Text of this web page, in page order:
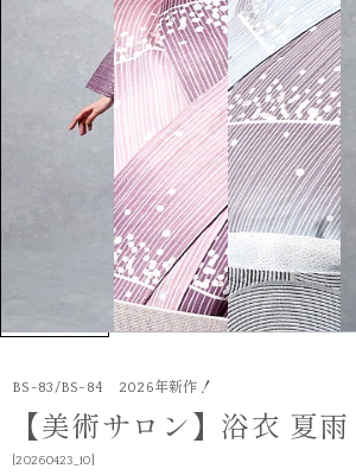
BS-83/BS-84 2026年新作！
【美術サロン】浴衣 夏雨
[20260423_10]